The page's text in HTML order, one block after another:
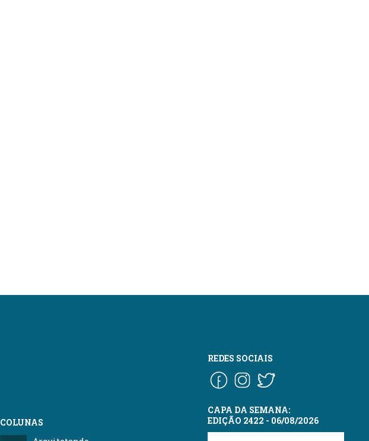
COLUNAS
REDES SOCIAIS
CAPA DA SEMANA:
EDIÇÃO 2422 - 06/08/2026